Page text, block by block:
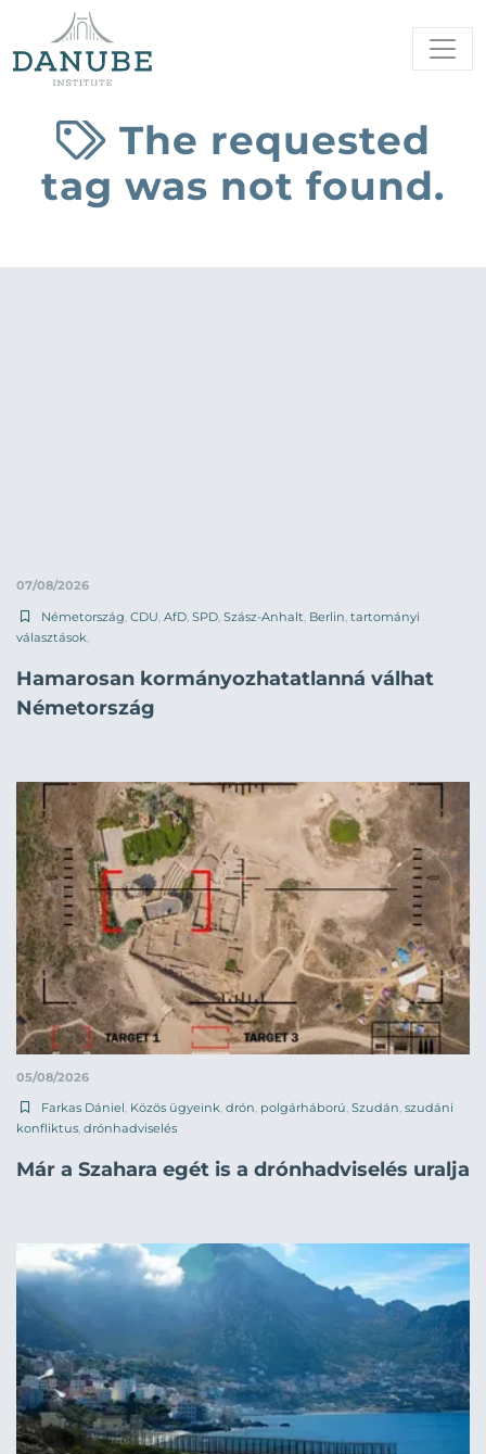
The requested
tag was not found.
07/08/2026
Németország CDU AfD SPD Szász-Anhalt Berlin tartományi
választások
Hamarosan kormányozhatatlanná válhat
Németország
05/08/2026
Farkas Dániel Közös ügyeink drón polgárháború Szudán szudáni
konfliktus drónhadviselés
Már a Szahara egét is a drónhadviselés uralja